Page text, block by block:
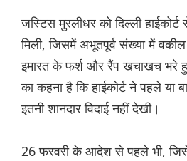
जस्टिस मुरलीधर को दिल्ली हाईकोर्ट
मिली, जिसमें अभूतपूर्व संख्या में
इमारत के फर्श और रैंप खचाखच भरे
का कहना है कि हाईकोर्ट ने पहले या
इतनी शानदार विदाई नहीं देखी।
26 फरवरी के आदेश से पहले भी,